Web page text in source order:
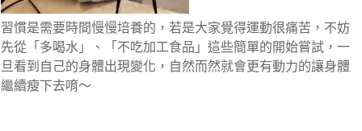
習慣是需要時間慢慢培養的，若是大家覺得運動很痛苦，不妨
先從「多喝水」、「不吃加工食品」這些簡單的開始嘗試，一
旦看到自己的身體出現變化，自然而然就會更有動力的讓身體
繼續瘦下去唷～